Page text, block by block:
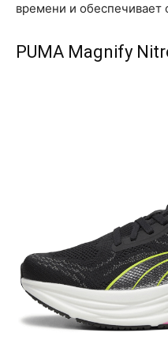
времени и обеспечивает
PUMA Magnify